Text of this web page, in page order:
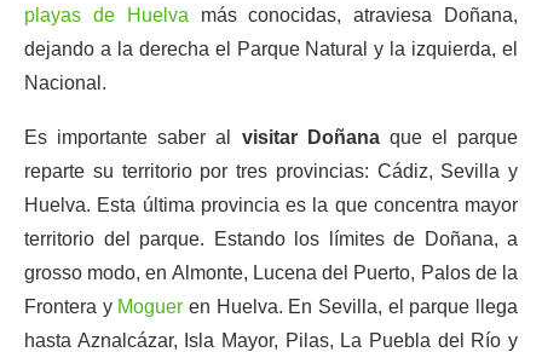
playas de Huelva más conocidas, atraviesa Doñana,
dejando a la derecha el Parque Natural y la izquierda, el
Nacional.
Es importante saber al visitar Doñanaque el parque
reparte su territorio por tres provincias: Cádiz, Sevilla y
Huelva. Esta última provincia es la que concentra mayor
territorio del parque. Estando los límites de Doñana, a
grosso modo, en Almonte, Lucena del Puerto, Palos de la
Frontera y Moguer en Huelva. En Sevilla, el parque llega
hasta Aznalcázar, Isla Mayor, Pilas, La Puebla del Río y